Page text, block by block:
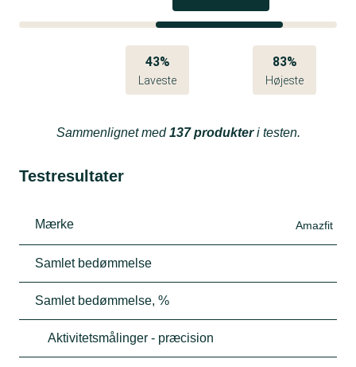
43%
Laveste
83%
Højeste
Sammenlignet med137 produkteri testen.
Testresultater
Mærke Amazfit
Samlet bedømmelse
Samlet bedømmelse, %
Aktivitetsmålinger - præcision